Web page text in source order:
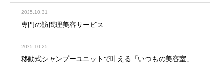
2025.10.31
専門の訪問理美容サービス
2025.10.25
移動式シャンプーユニットで叶える「いつもの美容室」